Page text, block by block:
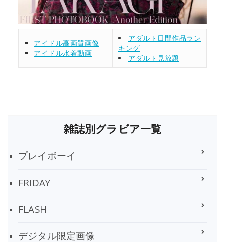
アイドル高画質画像
アイドル水着動画
アダルト日間作品ラン
キング
アダルト見放題
雑誌別グラビア一覧
プレイボーイ
FRIDAY
FLASH
デジタル限定画像